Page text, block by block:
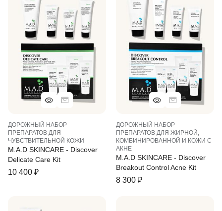
ДОРОЖНЫЙ НАБОР
ПРЕПАРАТОВ ДЛЯ
ЧУВСТВИТЕЛЬНОЙ КОЖИ
M.A.D SKINCARE - Discover
Delicate Care Kit
10 400 ₽
ДОРОЖНЫЙ НАБОР
ПРЕПАРАТОВ ДЛЯ ЖИРНОЙ,
КОМБИНИРОВАННОЙ И КОЖИ С
АКНЕ
M.A.D SKINCARE - Discover
Breakout Control Acne Kit
8 300 ₽